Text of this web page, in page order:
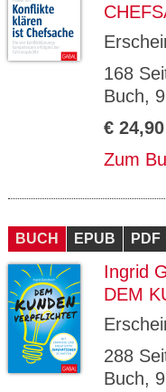
168
Buch,
€
Zum
BUCH EPUB PDF
Ingrid
DEM
288
Buch,